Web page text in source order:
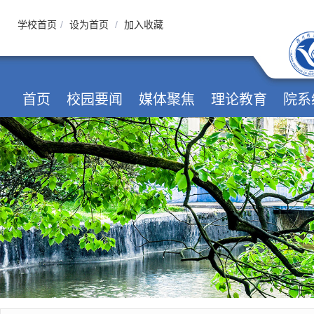
学校首页 / 设为首页 / 加入收藏
首页 校园要闻 媒体聚焦 理论教育 院